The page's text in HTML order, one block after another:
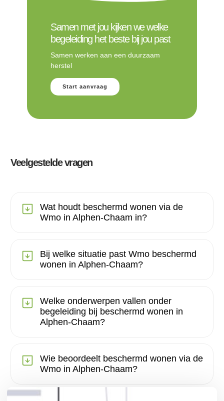
Samen met jou kijken we welke
begeleiding het beste bij jou past
Samen werken aan een duurzaam
herstel
Start aanvraag
Veelgestelde vragen
Wat houdt beschermd wonen via de
Wmo in Alphen-Chaam in?
Bij welke situatie past Wmo beschermd
wonen in Alphen-Chaam?
Welke onderwerpen vallen onder
begeleiding bij beschermd wonen in
Alphen-Chaam?
Wie beoordeelt beschermd wonen via de
Wmo in Alphen-Chaam?